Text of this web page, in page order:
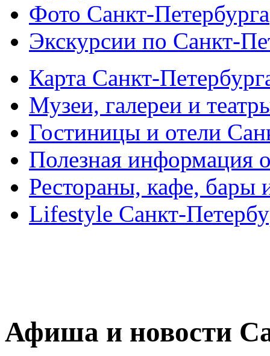
Фото Санкт-Петербурга
Экскурсии по Санкт-
Карта Санкт-
Музеи, галереи и
Гостиницы и отели
Полезная информация
Рестораны, кафе, бары
Lifestyle Санкт-
Афиша и новости